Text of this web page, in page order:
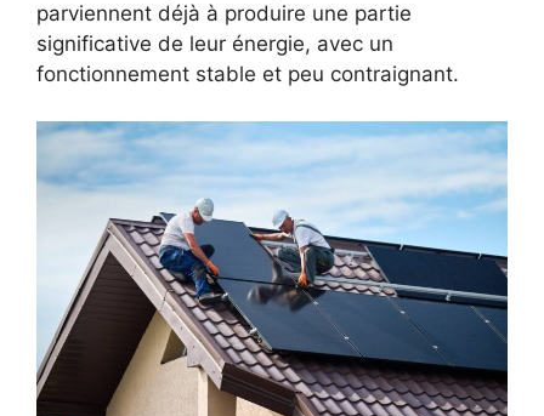
parviennent déjà à produire une partie
significative de leur énergie, avec un
fonctionnement stable et peu contraignant.